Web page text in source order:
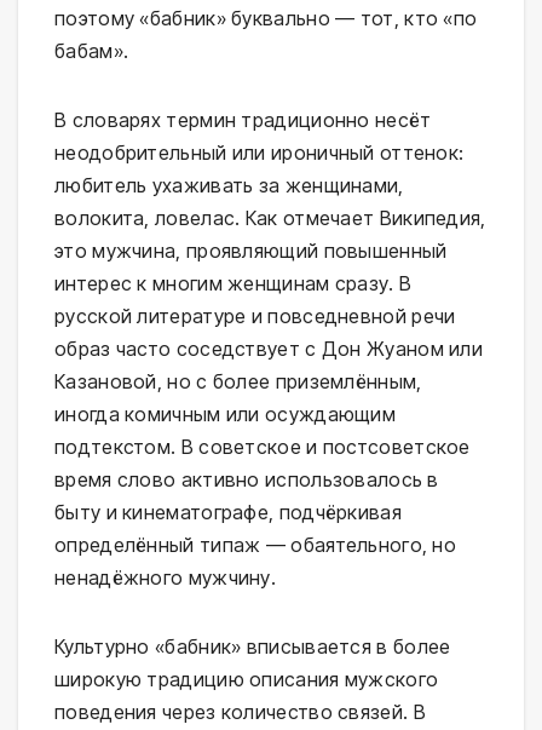
поэтому «бабник» буквально — тот, кто «по
бабам».
В словарях термин традиционно несёт
неодобрительный или ироничный оттенок:
любитель ухаживать за женщинами,
волокита, ловелас. Как отмечает Википедия,
это мужчина, проявляющий повышенный
интерес к многим женщинам сразу. В
русской литературе и повседневной речи
образ часто соседствует с Дон Жуаном или
Казановой, но с более приземлённым,
иногда комичным или осуждающим
подтекстом. В советское и постсоветское
время слово активно использовалось в
быту и кинематографе, подчёркивая
определённый типаж — обаятельного, но
ненадёжного мужчину.
Культурно «бабник» вписывается в более
широкую традицию описания мужского
поведения через количество связей. В